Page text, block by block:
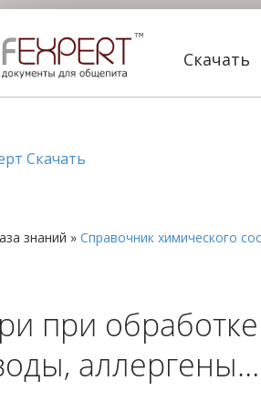
Скачать
знаний » Справочник химического
при
аллергены…